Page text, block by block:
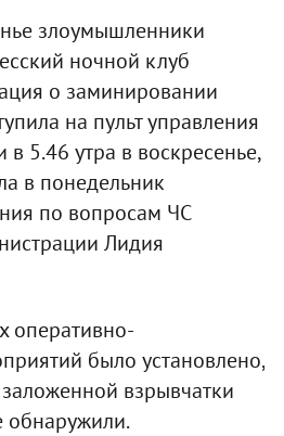
злоумышленники
ночной клуб
о заминировании
на пульт управления
5.46 утра в воскресенье,
в понедельник
по вопросам ЧС
Лидия
оперативно-
было установлено,
взрывчатки
обнаружили.